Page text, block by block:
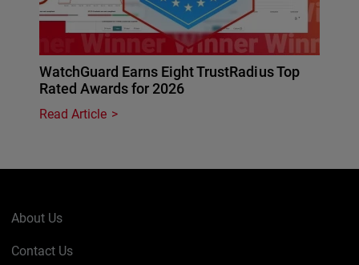
WatchGuard Earns Eight TrustRadius Top
Rated Awards for 2026
Read Article
About Us
Contact Us